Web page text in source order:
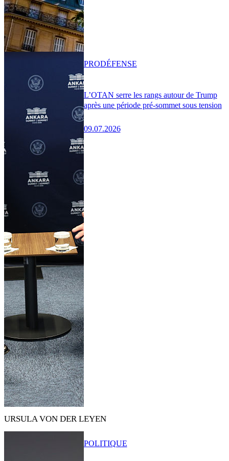
L’OTAN serre les rangs autour de Trump
après une période pré-sommet sous tension
09.07.2026
PRODÉFENSE
URSULA VON DER LEYEN
POLITIQUE